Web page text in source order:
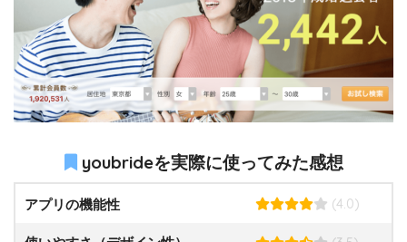
youbrideを実際に使ってみた感想
アプリの機能性 (4.0)